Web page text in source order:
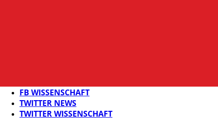
FB WISSENSCHAFT
TWITTER NEWS
TWITTER WISSENSCHAFT